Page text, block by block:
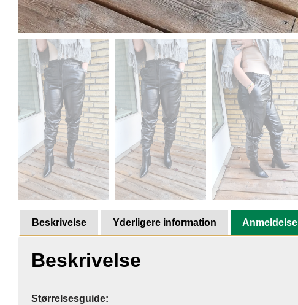
Beskrivelse Yderligere information
Beskrivelse
Størrelsesguide: